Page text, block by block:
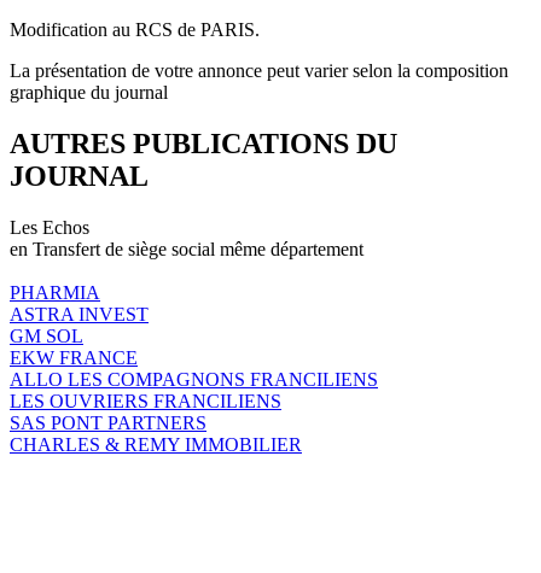
Modification au RCS de PARIS.
La présentation de votre annonce peut varier selon la composition
graphique du journal
AUTRES PUBLICATIONS DU
JOURNAL
Les Echos
en Transfert de siège social même département
PHARMIA
ASTRA INVEST
GM SOL
EKW FRANCE
ALLO LES COMPAGNONS FRANCILIENS
LES OUVRIERS FRANCILIENS
SAS PONT PARTNERS
CHARLES & REMY IMMOBILIER